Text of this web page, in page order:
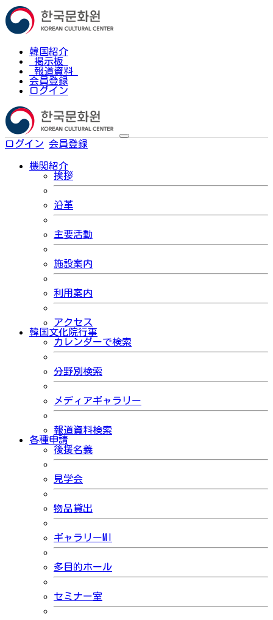
韓国紹介
掲示板
報道資料
会員登録
ログイン
ログイン 会員登録
機関紹介
挨拶
沿革
主要活動
施設案内
利用案内
アクセス
韓国文化院行事
カレンダーで検索
分野別検索
メディアギャラリー
報道資料検索
各種申請
後援名義
見学会
物品貸出
ギャラリーMI
多目的ホール
セミナー室